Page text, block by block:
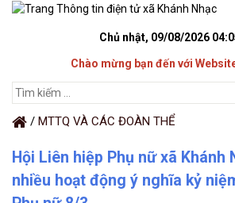
Chủ nhật, 09/08/2026
Chào mừng bạn đến với
/ MTTQ VÀ CÁC ĐOÀN THỂ
Hội Liên hiệp Phụ nữ xã Khánh
nhiều hoạt động ý nghĩa kỷ